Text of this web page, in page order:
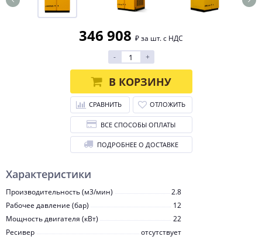
Характеристики
Производительность (м3/мин)
2.8
Рабочее давление (бар)
12
Мощность двигателя (кВт)
22
Ресивер
отсутствует
346 908 ₽ за шт. с НДС
-
+
В КОРЗИНУ
СРАВНИТЬ ОТЛОЖИТЬ
ВСЕ СПОСОБЫ ОПЛАТЫ
ПОДРОБНЕЕ О ДОСТАВКЕ